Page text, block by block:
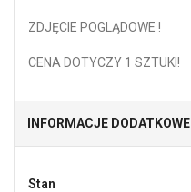
ZDJĘCIE POGLĄDOWE !
CENA DOTYCZY 1 SZTUKI!
INFORMACJE DODATKOWE
Stan